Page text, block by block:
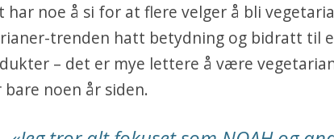
har noe å si for at flere velger å bli
trenden hatt betydning og bidratt til
– det er mye lettere å være
noen år siden.